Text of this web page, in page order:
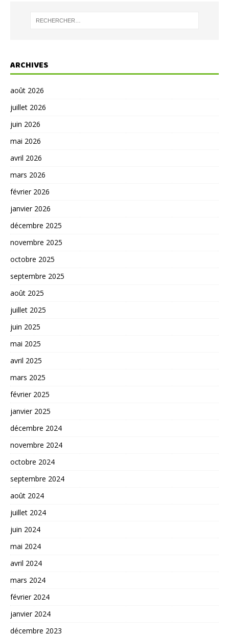
ARCHIVES
août 2026
juillet 2026
juin 2026
mai 2026
avril 2026
mars 2026
février 2026
janvier 2026
décembre 2025
novembre 2025
octobre 2025
septembre 2025
août 2025
juillet 2025
juin 2025
mai 2025
avril 2025
mars 2025
février 2025
janvier 2025
décembre 2024
novembre 2024
octobre 2024
septembre 2024
août 2024
juillet 2024
juin 2024
mai 2024
avril 2024
mars 2024
février 2024
janvier 2024
décembre 2023